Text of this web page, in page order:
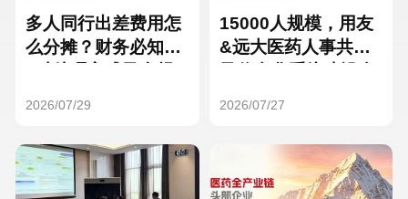
Hong Kong Macau
多人同行出差费用怎
么分摊？财务必知的
2026/07/29
15000人规模，用友
&远大医药人事共享
2026/07/27